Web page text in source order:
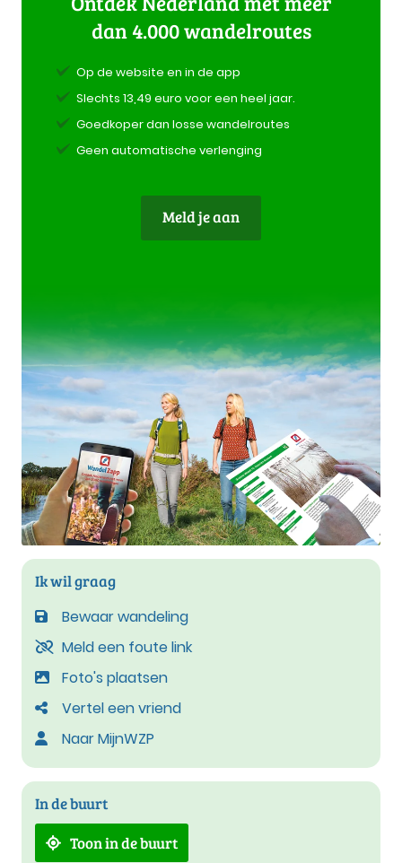
dan 4.000 wandelroutes
Op de website en in de app
Slechts 13,49 euro voor een heel jaar.
Goedkoper dan losse wandelroutes
Geen automatische verlenging
Meld je aan
Ik wil graag
Bewaar wandeling
Meld een foute link
Foto's plaatsen
Vertel een vriend
Naar MijnWZP
In de buurt
Toon in de buurt